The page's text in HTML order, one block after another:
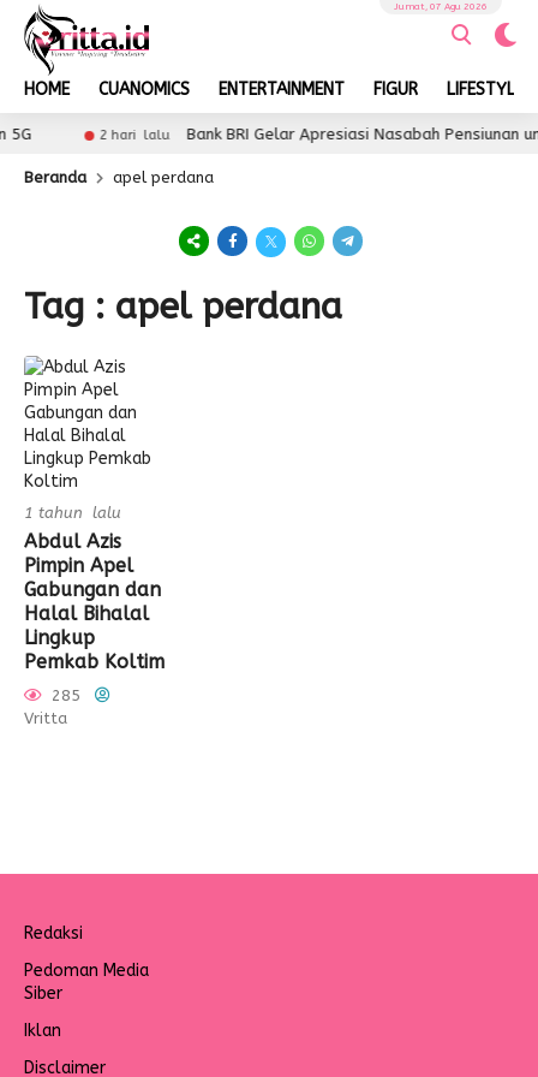
HOME CUANOMICS ENTERTAINMENT FIGUR LIFESTYLE
Jumat, 07 Agu 2026
2 hari lalu Bank BRI Gelar Apresiasi Nasabah Pensiunan
Beranda apel perdana
Tag : apel perdana
1 tahun lalu
Abdul Azis
Pimpin Apel
Gabungan dan
Halal Bihalal
Lingkup
Pemkab Koltim
285
Vritta
Redaksi
Pedoman Media
Siber
Iklan
Disclaimer